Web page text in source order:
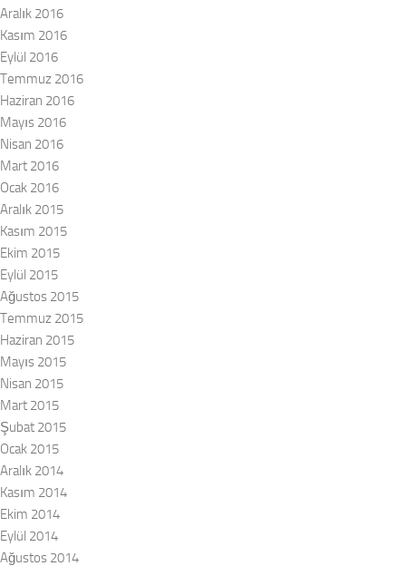
Aralık 2016
Kasım 2016
Eylül 2016
Temmuz 2016
Haziran 2016
Mayıs 2016
Nisan 2016
Mart 2016
Ocak 2016
Aralık 2015
Kasım 2015
Ekim 2015
Eylül 2015
Ağustos 2015
Temmuz 2015
Haziran 2015
Mayıs 2015
Nisan 2015
Mart 2015
Şubat 2015
Ocak 2015
Aralık 2014
Kasım 2014
Ekim 2014
Eylül 2014
Ağustos 2014